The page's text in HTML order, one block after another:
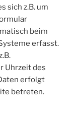
sich z.B. um
beim
erfasst.
Uhrzeit des
erfolgt
betreten.